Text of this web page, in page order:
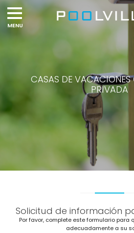
CASAS DE
PRIVADA
Solicitud de información
Por favor, complete este formulario para
adecuadamente a su